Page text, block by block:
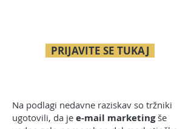
PRIJAVITE SE TUKAJ
Na podlagi nedavne raziskav so tržniki
ugotovili, da je e-mail marketingše